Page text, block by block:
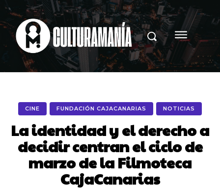
CINE FUNDACIÓN CAJACANARIAS NOTICIAS
La identidad y el derecho a
decidir centran el ciclo de
marzo de la Filmoteca
CajaCanarias